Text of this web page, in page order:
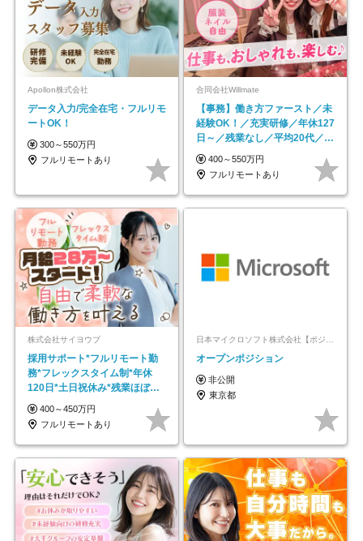
Apollon株式会社
データ入力/完全在宅・フルリモ
ートOK！
300～550万円
フルリモートあり
合同会社Willmate
【事務】働き方ファースト／未
経験OK！／充実研修／年休127
日～／残業なし／平均20代／リ
モートOK
400～550万円
フルリモートあり
株式会社サイヨウブ
採用サポート*フルリモート勤
務*フレックスタイム制*年休
120日*土日祝休み*残業ほぼな
し*育児中社員8割以上
400～450万円
フルリモートあり
日本マイクロソフト株式会社【ポジションマッチ登録】
オープンポジション
非公開
東京都